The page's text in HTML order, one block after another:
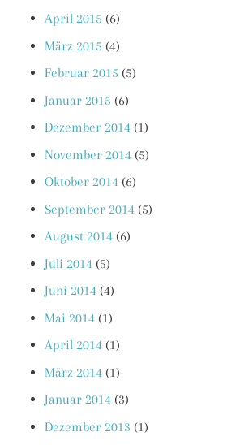
April 2015 (6)
März 2015 (4)
Februar 2015 (5)
Januar 2015 (6)
Dezember 2014 (1)
November 2014 (5)
Oktober 2014 (6)
September 2014 (5)
August 2014 (6)
Juli 2014 (5)
Juni 2014 (4)
Mai 2014 (1)
April 2014 (1)
März 2014 (1)
Januar 2014 (3)
Dezember 2013 (1)